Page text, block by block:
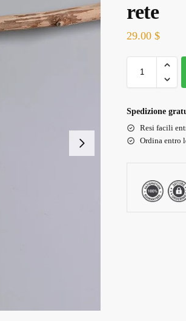
rete
29.00$
Spedizione
Resi facili
Ordina entro